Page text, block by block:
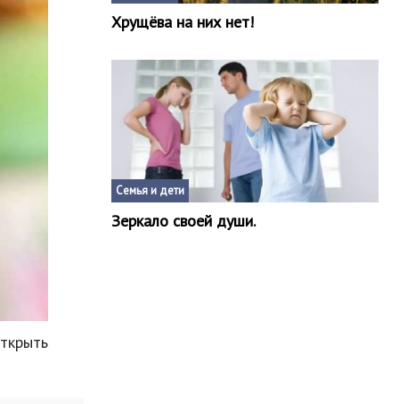
Хрущёва на них нет!
Семья и дети
Зеркало своей души.